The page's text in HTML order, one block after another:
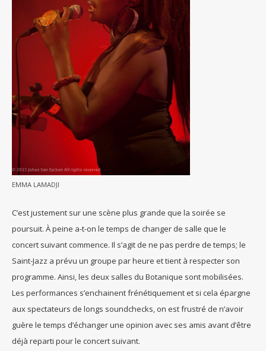
EMMA LAMADJI
C’est justement sur une scène plus grande que la soirée se
poursuit. À peine a-t-on le temps de changer de salle que le
concert suivant commence. Il s’agit de ne pas perdre de temps; le
Saint-Jazz a prévu un groupe par heure et tient à respecter son
programme. Ainsi, les deux salles du Botanique sont mobilisées.
Les performances s’enchainent frénétiquement et si cela épargne
aux spectateurs de longs soundchecks, on est frustré de n’avoir
guère le temps d’échanger une opinion avec ses amis avant d’être
déjà reparti pour le concert suivant.